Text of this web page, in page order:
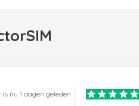
is nu 1 dagen geleden